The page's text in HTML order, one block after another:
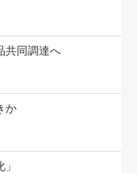
共同調達へ
か